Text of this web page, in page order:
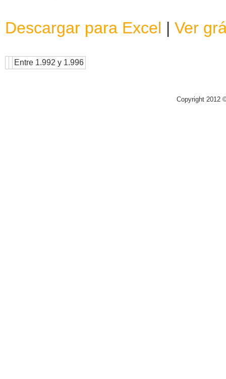
Descargar para Excel | Ver
Entre 1.992 y 1.996
Copyright 2012